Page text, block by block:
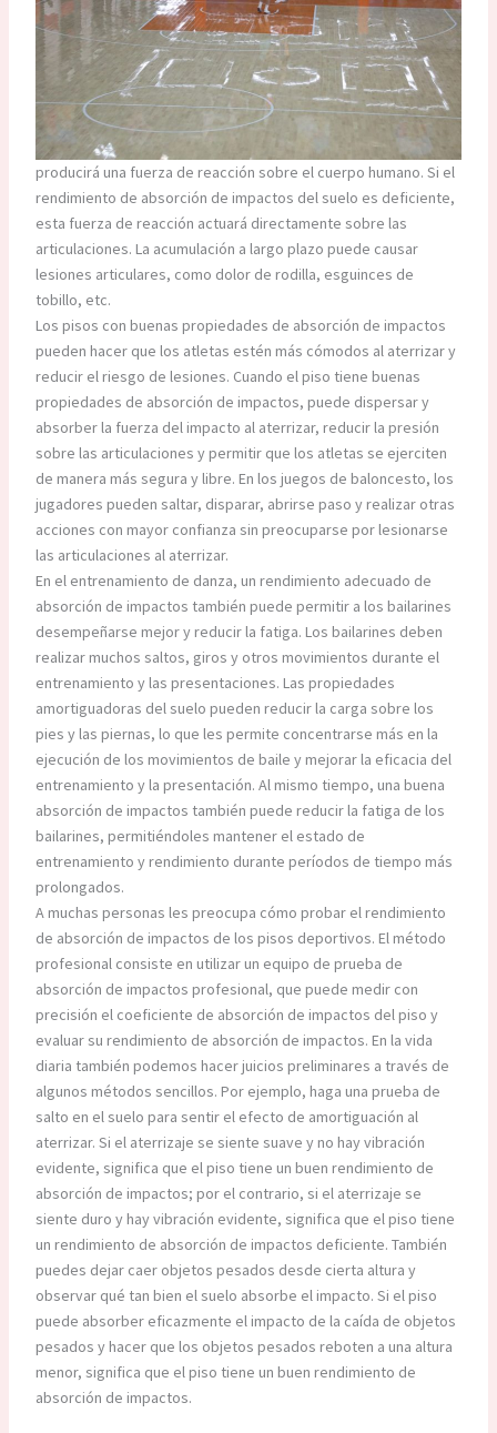
producirá una fuerza de reacción sobre el cuerpo humano. Si el
rendimiento de absorción de impactos del suelo es deficiente,
esta fuerza de reacción actuará directamente sobre las
articulaciones. La acumulación a largo plazo puede causar
lesiones articulares, como dolor de rodilla, esguinces de
tobillo, etc.
Los pisos con buenas propiedades de absorción de impactos
pueden hacer que los atletas estén más cómodos al aterrizar y
reducir el riesgo de lesiones. Cuando el piso tiene buenas
propiedades de absorción de impactos, puede dispersar y
absorber la fuerza del impacto al aterrizar, reducir la presión
sobre las articulaciones y permitir que los atletas se ejerciten
de manera más segura y libre. En los juegos de baloncesto, los
jugadores pueden saltar, disparar, abrirse paso y realizar otras
acciones con mayor confianza sin preocuparse por lesionarse
las articulaciones al aterrizar.
En el entrenamiento de danza, un rendimiento adecuado de
absorción de impactos también puede permitir a los bailarines
desempeñarse mejor y reducir la fatiga. Los bailarines deben
realizar muchos saltos, giros y otros movimientos durante el
entrenamiento y las presentaciones. Las propiedades
amortiguadoras del suelo pueden reducir la carga sobre los
pies y las piernas, lo que les permite concentrarse más en la
ejecución de los movimientos de baile y mejorar la eficacia del
entrenamiento y la presentación. Al mismo tiempo, una buena
absorción de impactos también puede reducir la fatiga de los
bailarines, permitiéndoles mantener el estado de
entrenamiento y rendimiento durante períodos de tiempo más
prolongados.
A muchas personas les preocupa cómo probar el rendimiento
de absorción de impactos de los pisos deportivos. El método
profesional consiste en utilizar un equipo de prueba de
absorción de impactos profesional, que puede medir con
precisión el coeficiente de absorción de impactos del piso y
evaluar su rendimiento de absorción de impactos. En la vida
diaria también podemos hacer juicios preliminares a través de
algunos métodos sencillos. Por ejemplo, haga una prueba de
salto en el suelo para sentir el efecto de amortiguación al
aterrizar. Si el aterrizaje se siente suave y no hay vibración
evidente, significa que el piso tiene un buen rendimiento de
absorción de impactos; por el contrario, si el aterrizaje se
siente duro y hay vibración evidente, significa que el piso tiene
un rendimiento de absorción de impactos deficiente. También
puedes dejar caer objetos pesados ​​desde cierta altura y
observar qué tan bien el suelo absorbe el impacto. Si el piso
puede absorber eficazmente el impacto de la caída de objetos
pesados ​​y hacer que los objetos pesados ​​reboten a una altura
menor, significa que el piso tiene un buen rendimiento de
absorción de impactos.